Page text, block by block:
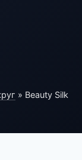
» Beauty Silk